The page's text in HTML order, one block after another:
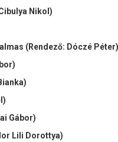
Nikol)
(Rendező: Dóczé Péter)
Gábor)
Lili Dorottya)